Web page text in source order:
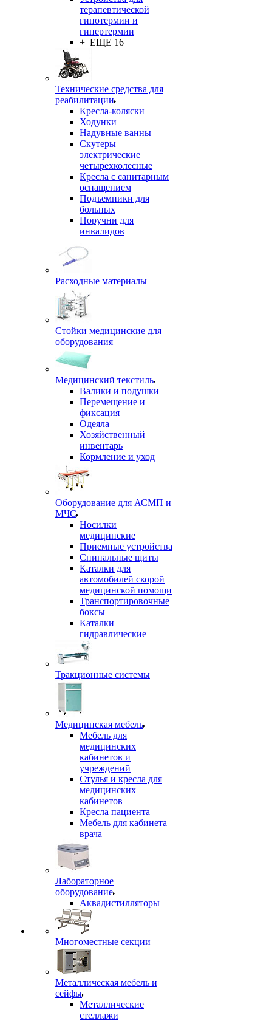
терапевтической
гипотермии и
гипертермии
+ ЕЩЕ 16
Технические средства для
реабилитации
Кресла-коляски
Ходунки
Надувные ванны
Скутеры
электрические
четырехколесные
Кресла с санитарным
оснащением
Подъемники для
больных
Поручни для
инвалидов
Расходные материалы
Стойки медицинские для
оборудования
Медицинский текстиль
Валики и подушки
Перемещение и
фиксация
Одеяла
Хозяйственный
инвентарь
Кормление и уход
Оборудование для АСМП и
МЧС
Носилки
медицинские
Приемные устройства
Спинальные щиты
Каталки для
автомобилей скорой
медицинской помощи
Транспортировочные
боксы
Каталки
гидравлические
Тракционные системы
Медицинская мебель
Мебель для
медицинских
кабинетов и
учреждений
Стулья и кресла для
медицинских
кабинетов
Кресла пациента
Мебель для кабинета
врача
Лабораторное
оборудование
Аквадистилляторы
Многоместные секции
Металлическая мебель и
сейфы
Металлические
стеллажи